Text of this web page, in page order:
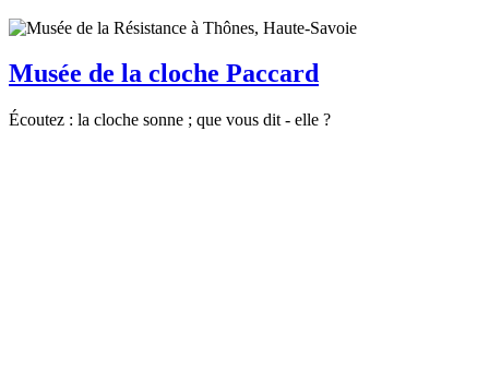
Musée de la cloche Paccard
Écoutez : la cloche sonne ; que vous dit - elle ?